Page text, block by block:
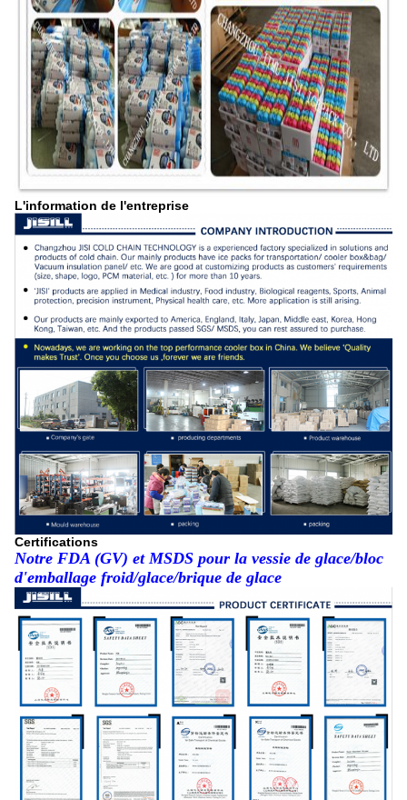
L'information de l'entreprise
Certifications
Notre FDA (GV) et MSDS pour la vessie de glace/bloc
d'emballage froid/glace/brique de glace